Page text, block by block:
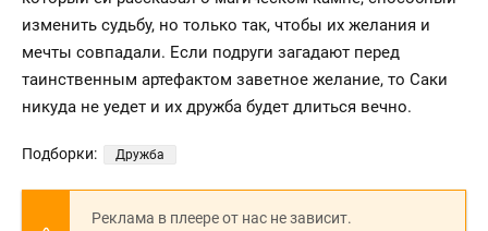
изменить судьбу, но только так, чтобы их желания и
мечты совпадали. Если подруги загадают перед
таинственным артефактом заветное желание, то Саки
никуда не уедет и их дружба будет длиться вечно.
Подборки: Дружба
Реклама в плеере от нас не зависит.